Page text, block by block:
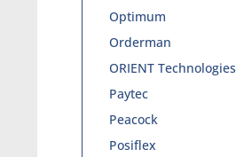
Optimum
Orderman
ORIENT Technologies
Paytec
Peacock
Posiflex